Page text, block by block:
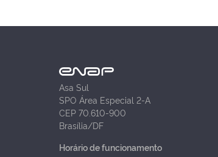
Asa Sul
SPO Área Especial 2-A
CEP 70.610-900
Brasília/DF
Horário de funcionamento